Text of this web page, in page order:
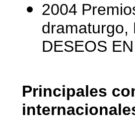
2004
dramaturgo,
DESEOS
Principales